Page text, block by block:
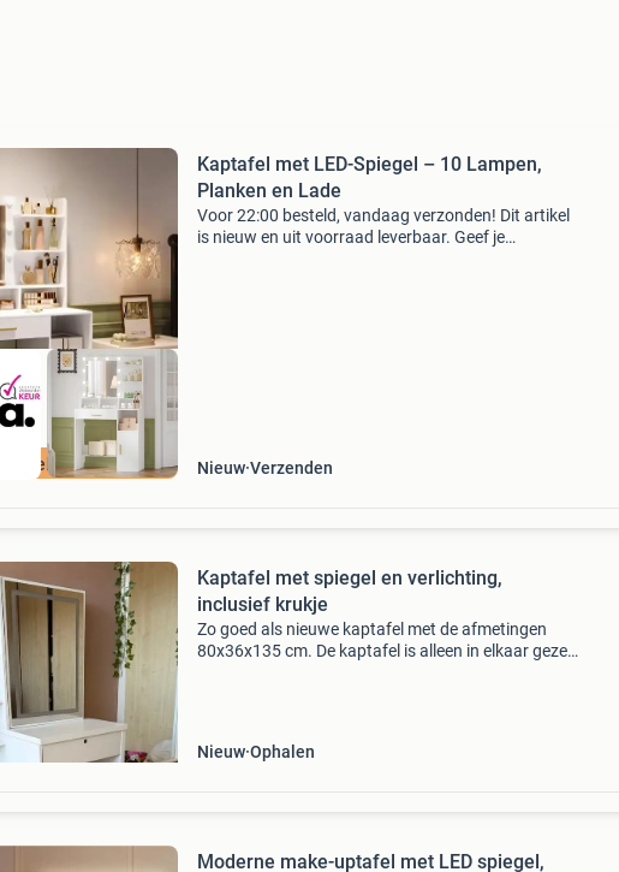
met 9+
Kaptafel met LED-Spiegel – 10 Lampen,
Planken en Lade
Voor 22:00 besteld, vandaag verzonden! Dit artikel
is nieuw en uit voorraad leverbaar. Geef je
Nieuw Verzenden
Kaptafel met spiegel en verlichting,
inclusief krukje
Zo goed als nieuwe kaptafel met de afmetingen
80x36x135 cm. De kaptafel is alleen in elkaar gezet
Nieuw Ophalen
Moderne make-uptafel met LED spiegel,